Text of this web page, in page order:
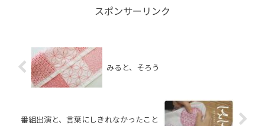
スポンサーリンク
みると、そろう
番組出演と、言葉にしきれなかったこと